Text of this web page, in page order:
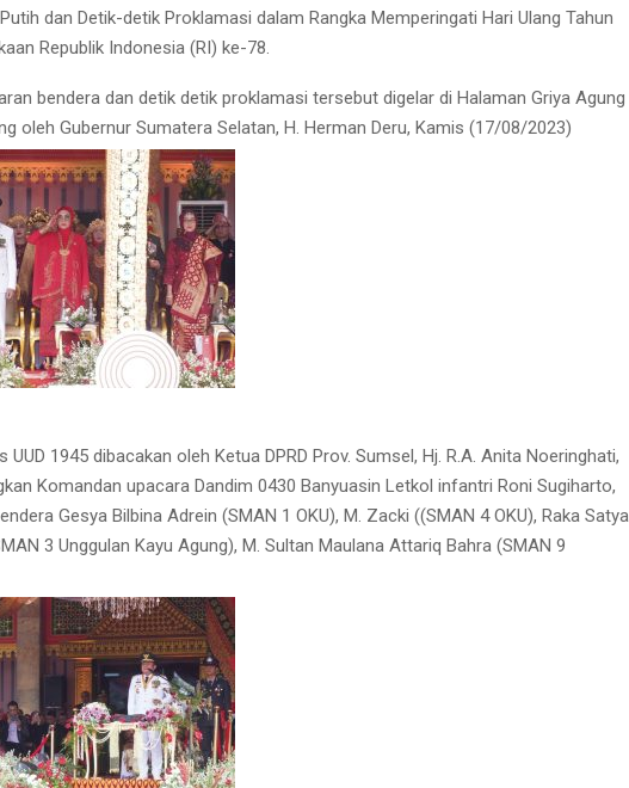
dan Detik-detik Proklamasi dalam Rangka Memperingati Hari Ulang Tahun
Republik Indonesia (RI) ke-78.
bendera dan detik detik proklamasi tersebut digelar di Halaman Griya Agung
oleh Gubernur Sumatera Selatan, H. Herman Deru, Kamis (17/08/2023)
UUD 1945 dibacakan oleh Ketua DPRD Prov. Sumsel, Hj. R.A. Anita Noeringhati,
Komandan upacara Dandim 0430 Banyuasin Letkol infantri Roni Sugiharto,
Gesya Bilbina Adrein (SMAN 1 OKU), M. Zacki ((SMAN 4 OKU), Raka Satya
3 Unggulan Kayu Agung), M. Sultan Maulana Attariq Bahra (SMAN 9